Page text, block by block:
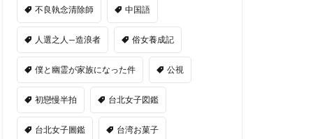
不良執念清除師 中国語
人選之人—造浪者 俗女養成記
僕と幽霊が家族になった件 公視
初戀慢半拍 台北女子図鑑
台北女子圖鑑 台湾お菓子